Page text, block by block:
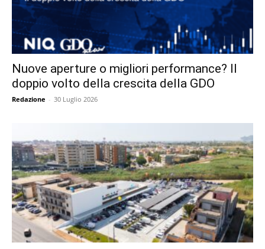
Nuove aperture o migliori performance? Il
doppio volto della crescita della GDO
Redazione - 30 Luglio 2026